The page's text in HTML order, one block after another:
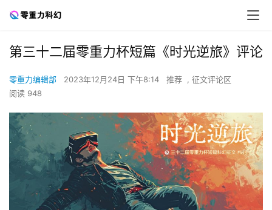
第三十二届零重力杯短篇《时光逆旅》评论
零重力编辑部 2023年12月24日 下午8:14 推荐 , 征文评论区
阅读 948